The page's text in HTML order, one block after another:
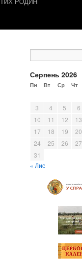
Серпень 2026
Пн Вт Ср Чт
3
4 5 6
10
11 12 13
17
18 19 20
24
25 26 27
31
« Лис